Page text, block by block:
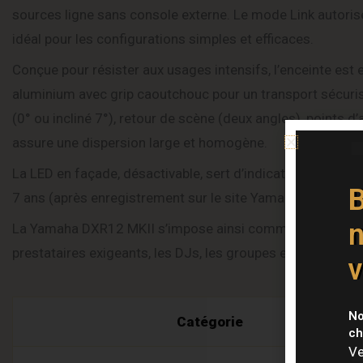
(0° ou incliné 7°), retour de scène (deux angles), points
La LED en façade, désactivable, sert d’indicateur de
7 ans (après enregistrement sur le site Yamaha)
La Yamaha DXR12 MKII s’impose ainsi comme une
prestataires exigeants, les DJs, les groupes et toutes
Catégorie